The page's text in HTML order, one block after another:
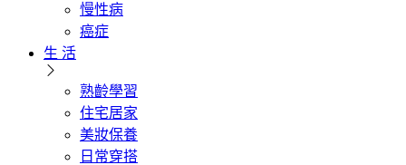
慢性病
癌症
生 活
熟齡學習
住宅居家
美妝保養
日常穿搭